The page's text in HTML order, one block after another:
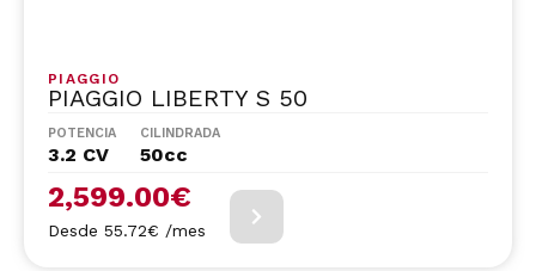
PIAGGIO
PIAGGIO LIBERTY S 50
POTENCIA
3.2 CV
CILINDRADA
50cc
2,599.00€
Desde 55.72€ /mes